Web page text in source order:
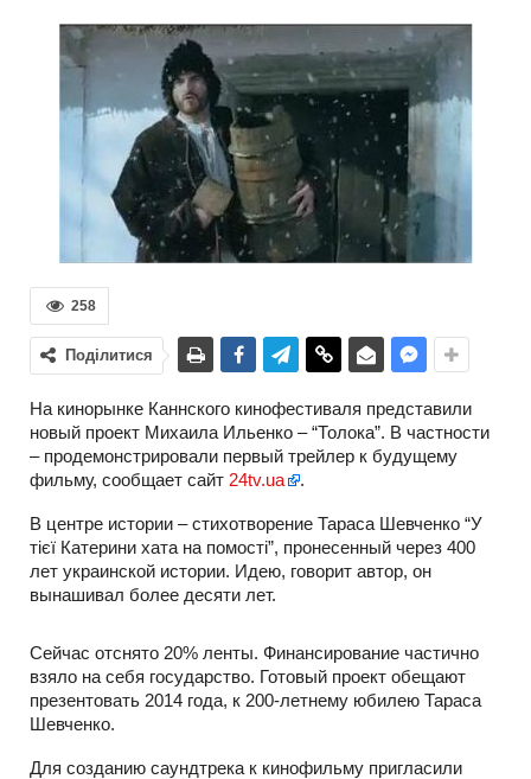
258
Поділитися
На кинорынке Каннского кинофестиваля представили
новый проект Михаила Ильенко – “Толока”. В частности
– продемонстрировали первый трейлер к будущему
фильму, сообщает сайт 24tv.ua .
В центре истории – стихотворение Тараса Шевченко “У
тієї Катерини хата на помості”, пронесенный через 400
лет украинской истории. Идею, говорит автор, он
вынашивал более десяти лет.
Сейчас отснято 20% ленты. Финансирование частично
взяло на себя государство. Готовый проект обещают
презентовать 2014 года, к 200-летнему юбилею Тараса
Шевченко.
Для созданию саундтрека к кинофильму пригласили